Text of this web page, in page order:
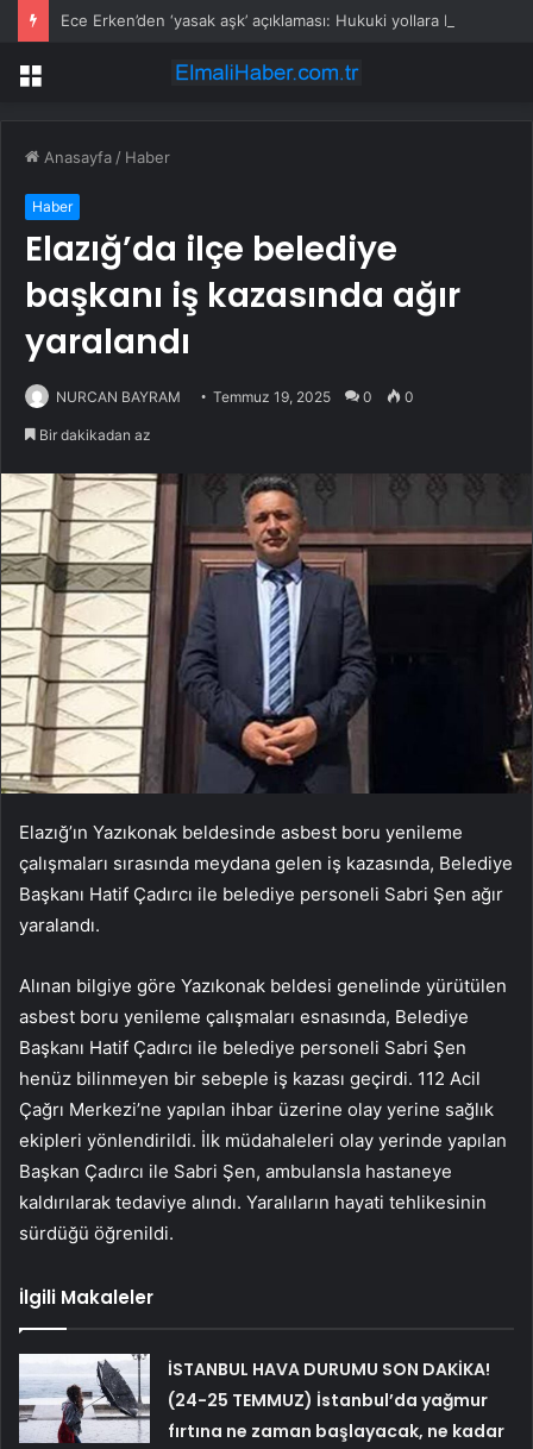
Menü
Anasayfa / Haber
Haber
Elazığ’da ilçe belediye
başkanı iş kazasında ağır
yaralandı
NURCAN BAYRAM Temmuz 19, 2025 0 0
Bir dakikadan az
Elazığ’ın Yazıkonak beldesinde asbest boru yenileme
çalışmaları sırasında meydana gelen iş kazasında, Belediye
Başkanı Hatif Çadırcı ile belediye personeli Sabri Şen ağır
yaralandı.
Alınan bilgiye göre Yazıkonak beldesi genelinde yürütülen
asbest boru yenileme çalışmaları esnasında, Belediye
Başkanı Hatif Çadırcı ile belediye personeli Sabri Şen
henüz bilinmeyen bir sebeple iş kazası geçirdi. 112 Acil
Çağrı Merkezi’ne yapılan ihbar üzerine olay yerine sağlık
ekipleri yönlendirildi. İlk müdahaleleri olay yerinde yapılan
Başkan Çadırcı ile Sabri Şen, ambulansla hastaneye
kaldırılarak tedaviye alındı. Yaralıların hayati tehlikesinin
sürdüğü öğrenildi.
İlgili Makaleler
İSTANBUL HAVA DURUMU SON DAKİKA!
(24-25 TEMMUZ) İstanbul’da yağmur
fırtına ne zaman başlayacak, ne kadar